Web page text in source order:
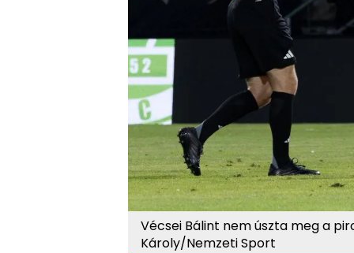
Vécsei Bálint nem úszta meg a
Károly/Nemzeti Sport